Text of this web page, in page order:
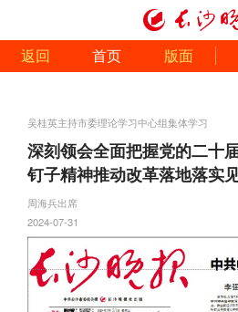
返回 首页 版面
吴桂英主持市委理论学习中心组集体学习
深刻领会全面把握党的二十
钉子精神推动改革落地落实
周海兵出席
2024-07-31